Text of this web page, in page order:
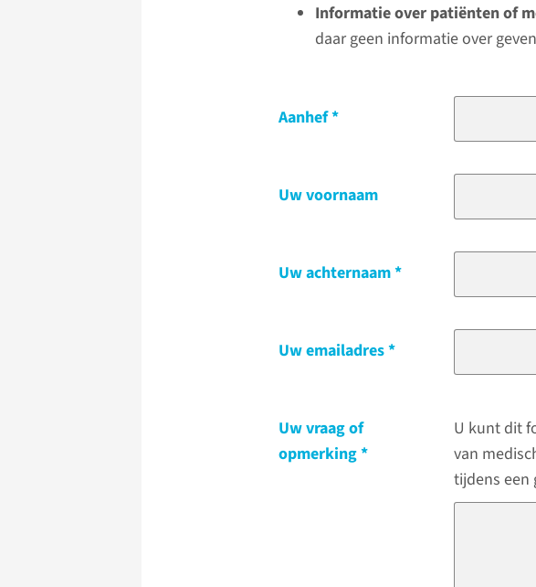
Informatie over patiënten of
daar geen informatie over
Aanhef
Uw voornaam
Uw achternaam
Uw emailadres
Uw vraag of
opmerking
U kunt dit
van
tijdens een